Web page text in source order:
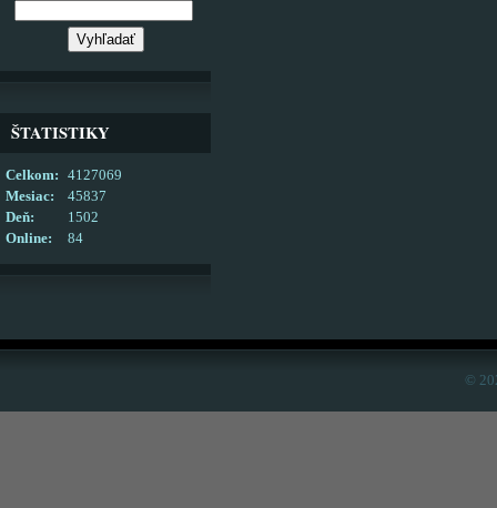
ŠTATISTIKY
Online: 84
Celkom:
4127069
Mesiac:
45837
Deň:
1502
©